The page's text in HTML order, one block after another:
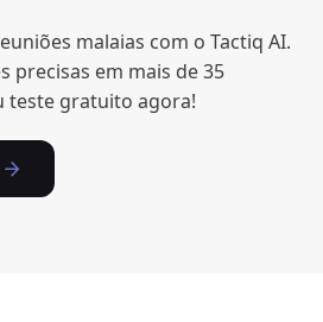
malaias com o Tactiq AI.
precisas em mais de 35
teste gratuito agora!